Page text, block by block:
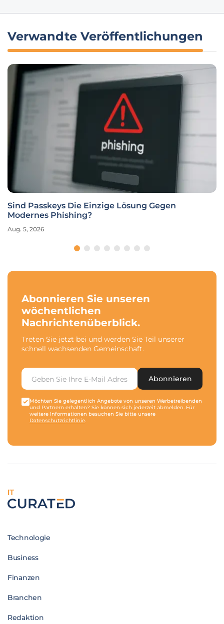
Verwandte Veröffentlichungen
Sind Passkeys Die Einzige Lösung Gegen
Modernes Phishing?
Aug. 5, 2026
Abonnieren Sie unseren
wöchentlichen
Nachrichtenüberblick.
Treten Sie jetzt bei und werden Sie Teil unserer
schnell wachsenden Gemeinschaft.
Abonnieren
Möchten Sie gelegentlich Angebote von unseren Werbetreibenden
und Partnern erhalten? Sie können sich jederzeit abmelden. Für
weitere Informationen besuchen Sie bitte unsere
Datenschutzrichtlinie.
IT
Technologie
Business
Finanzen
Branchen
Redaktion